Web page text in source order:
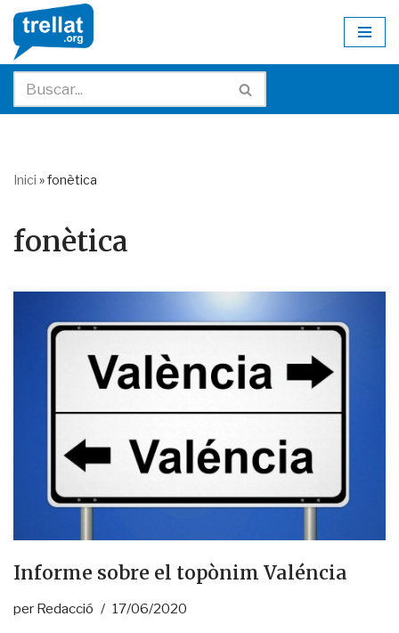
Skip
to
content
Inici »fonètica
fonètica
Informe sobre el topònim Valéncia
per Redacció 17/06/2020